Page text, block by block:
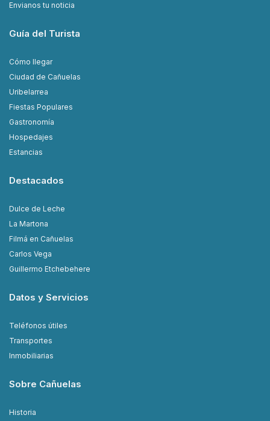
Envianos tu noticia
Guía del Turista
Cómo llegar
Ciudad de Cañuelas
Uribelarrea
Fiestas Populares
Gastronomía
Hospedajes
Estancias
Destacados
Dulce de Leche
La Martona
Filmá en Cañuelas
Carlos Vega
Guillermo Etchebehere
Datos y Servicios
Teléfonos útiles
Transportes
Inmobiliarias
Sobre Cañuelas
Historia